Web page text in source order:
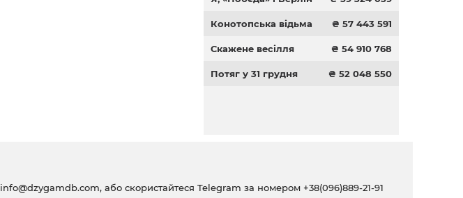
Конотопська відьма ₴ 57 443 591
Скажене весілля ₴ 54 910 768
Потяг у 31 грудня ₴ 52 048 550
info@dzygamdb.com, або скористайтеся Telegram за номером +38(096)889-21-91